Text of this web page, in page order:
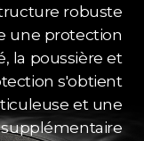
robuste
une protection
la poussière et
s'obtient
et une